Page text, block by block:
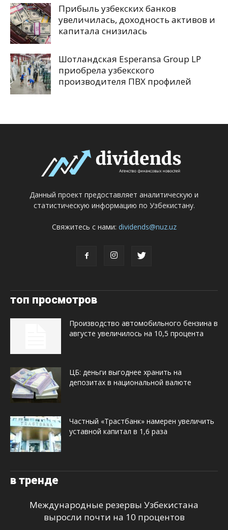
Прибыль узбекских банков
увеличилась, доходность активов и
капитала снизилась
Шотландская Esperansa Group LP
приобрела узбекского
производителя ПВХ профилей
Данный проект предоставляет аналитическую и
статистическую информацию по Узбекистану.
Свяжитесь с нами: dividends@nuz.uz
топ просмотров
Производство автомобильного бензина в
августе увеличилось на 10,5 процента
ЦБ: деньги выгоднее хранить на
депозитах в национальной валюте
Частный «Трастбанк» намерен увеличить
уставной капитал в 1,6 раза
в тренде
Международные резервы Узбекистана
выросли почти на 10 процентов